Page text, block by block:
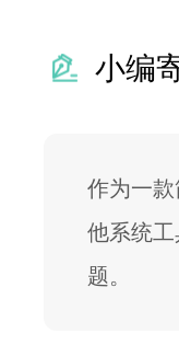
小编
作为一
他系统
题。